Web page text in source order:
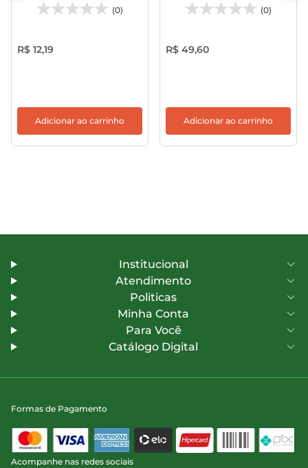
(0)
R$ 12,19
Adicionar ao carrinho
(0)
R$ 49,60
Adicionar ao carrinho
Institucional
Atendimento
Politicas
Minha Conta
Para Você
Catálogo Digital
Formas de Pagamento
Acompanhe nas redes sociais